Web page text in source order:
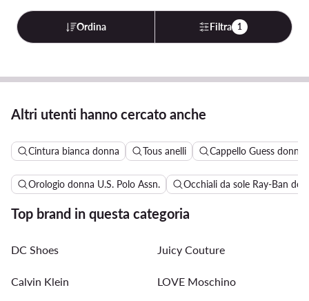
Ordina Filtra 1
Altri utenti hanno cercato anche
Cintura bianca donna Tous anelli Cappello Guess donna
Orologio donna U.S. Polo Assn. Occhiali da sole Ray-Ban
Top brand in questa categoria
DC Shoes Juicy Couture
Calvin Klein LOVE Moschino